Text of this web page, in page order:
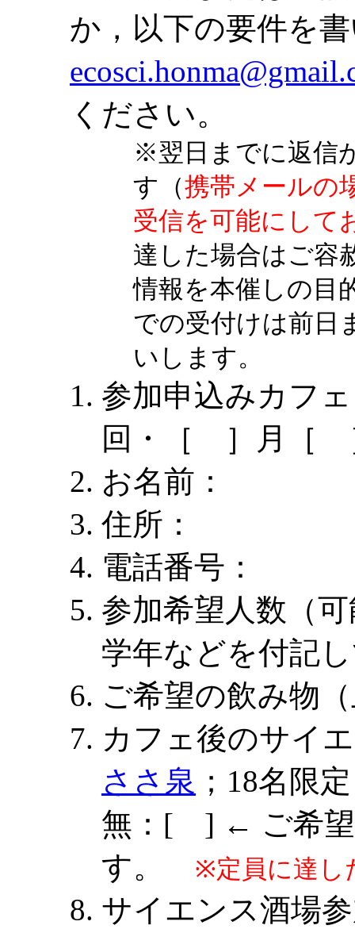
か，以下の要件を
ください。
※翌日までに返信
す（携帯メールの
受信を可能にして
達した場合はご容
情報を本催しの目
での受付けは前日
いします。
参加申込みカフ
回・［ ］月［
お名前：
住所：
電話番号：
参加希望人数（
学年などを付記
ご希望の飲み物
カフェ後のサイ
ささ泉 ；18名限
無：[ ] ← ご希望
す。
※定員に達し
サイエンス酒場